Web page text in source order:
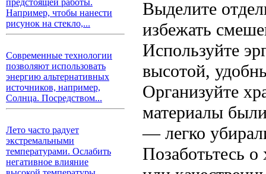
предстоящей работы.
Например, чтобы нанести
рисунок на стекло,...
Современные технологии
позволяют использовать
энергию альтернативных
источников, например,
Солнца. Посредством...
Лето часто радует
экстремальными
температурами. Ослабить
негативное влияние
Выделите
избежать
Используйте
высотой,
Организуйте
материалы
— легко
Позаботьтесь